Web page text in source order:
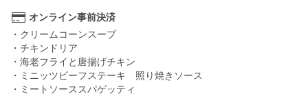
オンライン事前決済
・クリームコーンスープ
・チキンドリア
・海老フライと唐揚げチキン
・ミニッツビーフステーキ 照り焼きソース
・ミートソーススパゲッティ